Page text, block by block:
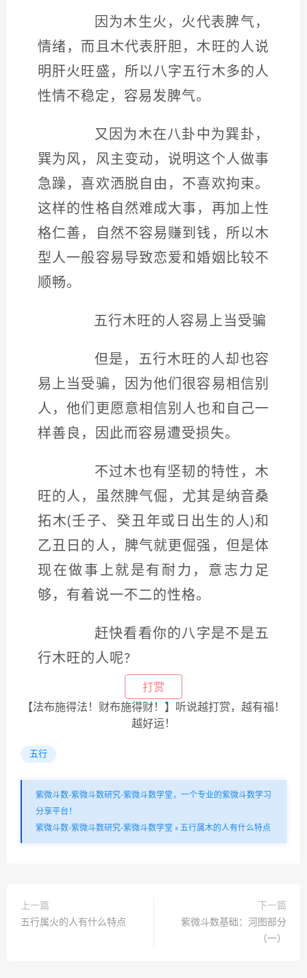
因为木生火，火代表脾气，
情绪，而且木代表肝胆，木旺的人说
明肝火旺盛，所以八字五行木多的人
性情不稳定，容易发脾气。
又因为木在八卦中为巽卦，
巽为风，风主变动，说明这个人做事
急躁，喜欢洒脱自由，不喜欢拘束。
这样的性格自然难成大事，再加上性
格仁善，自然不容易赚到钱，所以木
型人一般容易导致恋爱和婚姻比较不
顺畅。
五行木旺的人容易上当受骗
但是，五行木旺的人却也容
易上当受骗，因为他们很容易相信别
人，他们更愿意相信别人也和自己一
样善良，因此而容易遭受损失。
不过木也有坚韧的特性，木
旺的人，虽然脾气倔，尤其是纳音桑
拓木(壬子、癸丑年或日出生的人)和
乙丑日的人，脾气就更倔强，但是体
现在做事上就是有耐力，意志力足
够，有着说一不二的性格。
赶快看看你的八字是不是五
行木旺的人呢?
打赏
【法布施得法！财布施得财！】听说越打赏，越有福！
越好运！
五行
紫微斗数-紫微斗数研究-紫微斗数学堂，一个专业的紫微斗数学习
分享平台！
紫微斗数-紫微斗数研究-紫微斗数学堂 » 五行属木的人有什么特点
上一篇
五行属火的人有什么特点
下一篇
紫微斗数基础：河图部分
（一）